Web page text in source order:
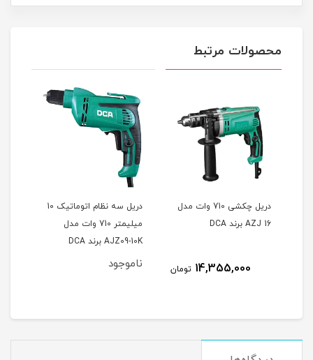
محصولات مرتبط
دریل چکشی 710 وات مدل
AZJ 16 برند DCA
14,355,000 تومان
دریل سه نظام اتوماتیک 10
میلیمتر 710 وات مدل
AJZ09-10K برند DCA
ناموجود